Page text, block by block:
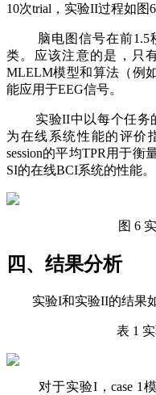
10次trial，实验II过程如图6
脑电图信号在前1.5秒
类。应该注意的是，只
MLELM模型和算法（例
能应用于EEG信号。
实验II中以每个任务的
为在线系统性能的评价
session的平均TPR用于衡
SI的在线BCI系统的性能。
图 6
四、结果分析
实验I和实验II的结果如
表 1
对于实验I，case 1模